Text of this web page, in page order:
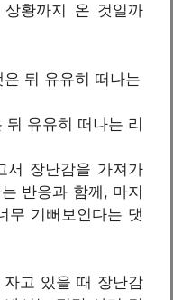
황까지 온 것일까
유유히 떠나는 리
서 장난감을 가져가
반응과 함께, 마지
무 기뻐보인다는 댓
고 있을 때 장난감